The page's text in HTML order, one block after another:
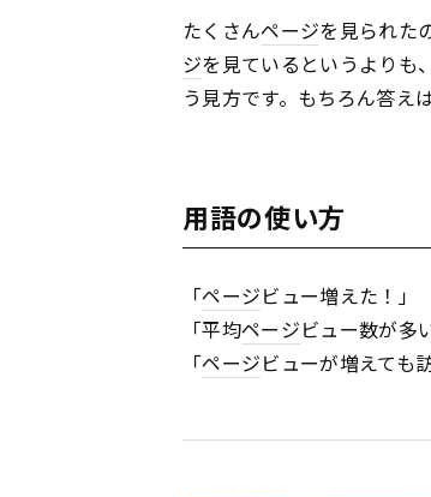
たくさんページを見られた
ジを見ているというよりも
う見方です。もちろん答え
用語の使い方
「ページビュー増えた！」
「平均ページビュー数が多
「ページビューが増えても